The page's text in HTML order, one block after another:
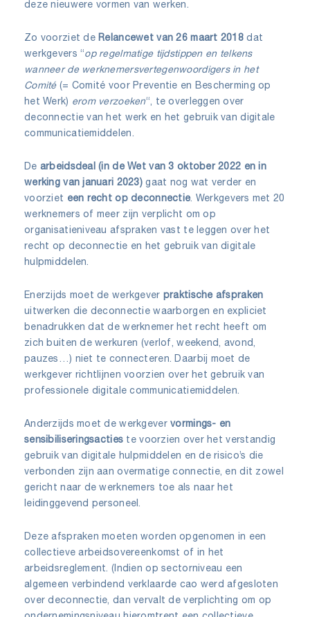
deze nieuwere vormen van werken.
Zo voorziet de Relancewet van 26 maart 2018 dat
werkgevers “op regelmatige tijdstippen en telkens
wanneer de werknemersvertegenwoordigers in het
Comité (= Comité voor Preventie en Bescherming op
het Werk) erom verzoeken“, te overleggen over
deconnectie van het werk en het gebruik van digitale
communicatiemiddelen.
De arbeidsdeal (in de Wet van 3 oktober 2022 en in
werking van januari 2023) gaat nog wat verder en
voorziet een recht op deconnectie. Werkgevers met 20
werknemers of meer zijn verplicht om op
organisatieniveau afspraken vast te leggen over het
recht op deconnectie en het gebruik van digitale
hulpmiddelen.
Enerzijds moet de werkgever praktische afspraken
uitwerken die deconnectie waarborgen en expliciet
benadrukken dat de werknemer het recht heeft om
zich buiten de werkuren (verlof, weekend, avond,
pauzes…) niet te connecteren. Daarbij moet de
werkgever richtlijnen voorzien over het gebruik van
professionele digitale communicatiemiddelen.
Anderzijds moet de werkgevervormings- en
sensibiliseringsacties te voorzien over het verstandig
gebruik van digitale hulpmiddelen en de risico’s die
verbonden zijn aan overmatige connectie, en dit zowel
gericht naar de werknemers toe als naar het
leidinggevend personeel.
Deze afspraken moeten worden opgenomen in een
collectieve arbeidsovereenkomst of in het
arbeidsreglement. (Indien op sectorniveau een
algemeen verbindend verklaarde cao werd afgesloten
over deconnectie, dan vervalt de verplichting om op